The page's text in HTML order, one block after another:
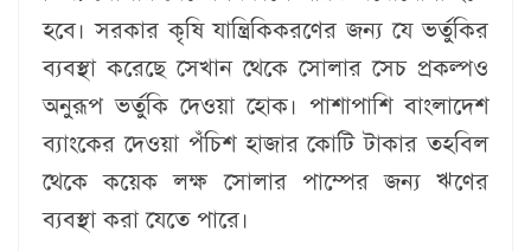
হবে। সরকার কৃষি যান্ত্রিকিকরণের জন্য যে ভর্তুকির
ব্যবস্থা করেছে সেখান থেকে সোলার সেচ প্রকল্পও
অনুরূপ ভর্তুকি দেওয়া হোক। পাশাপাশি বাংলাদেশ
ব্যাংকের দেওয়া পঁচিশ হাজার কোটি টাকার তহবিল
থেকে কয়েক লক্ষ সোলার পাম্পের জন্য ঋণের
ব্যবস্থা করা যেতে পারে।